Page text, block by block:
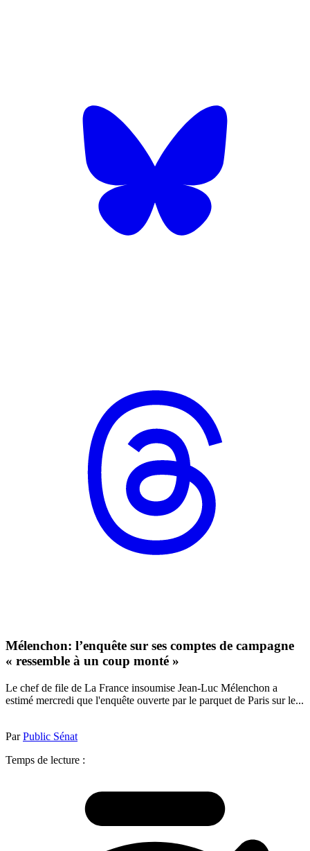
Mélenchon: l’enquête sur ses comptes de campagne
« ressemble à un coup monté »
Le chef de file de La France insoumise Jean-Luc Mélenchon a
estimé mercredi que l'enquête ouverte par le parquet de Paris sur le...
ParPublic Sénat
Temps de lecture :